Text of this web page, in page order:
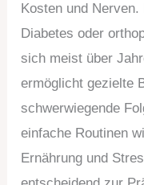
Kosten und
Diabetes oder
sich meist über
ermöglicht gezielte
schwerwiegende
einfache Routinen
Ernährung und